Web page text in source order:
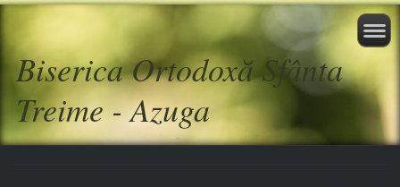
Biserica Ortodoxă Sfânta
Treime - Azuga